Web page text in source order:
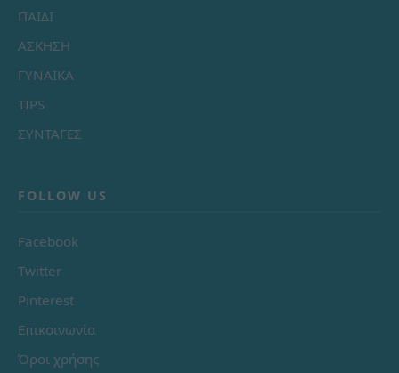
ΠΑΙΔΙ
ΑΣΚΗΣΗ
ΓΥΝΑΙΚΑ
TIPS
ΣΥΝΤΑΓΕΣ
FOLLOW US
Facebook
Twitter
Pinterest
Επικοινωνία
Όροι χρήσης